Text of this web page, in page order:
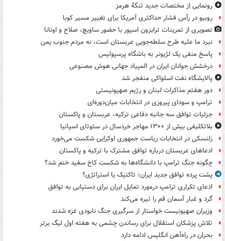
رونمایی از مختصات جدید تنگۀ هرمز
روبیو در رأس فشار حداکثری آمریکا برای تغییر مسیر کوبا
تصویری از تمرینات ترابزون اسپور با حضور ساویچ، صلاح و اونانا
نبرد ما علیه طرح سلطه‌جویی عربستان است، نه مردم جنوب یمن
پاسخ منفی یک لژیونر به باشگاه پرسپولیس
درخشش جوانان ایران در المپیاد جهانی هوش مصنوعی
پالایشگاه نفت اسلواکی منفجر شد
دور هفتم مذاکرات لبنان و رژیم صهیونیستی
ترامپ و سودای پیروزی در انتخابات میان‌دوره‌ای
جزئیات توافق سه جانبه دفاعی ترکیه، عربستان و پاکستان
بلاتکلیفی بیش از ۱۳۰۰ مهاجر خردسال در سئوتای اسپانیا
زلنسکی در انتخابات ریاست جمهوری اوکراین شکست می‌خورد
ادعاهای عربستان درباره توافق مشترک با ترکیه و پاکستان
چگونه جنگ ترامپ با دانشگاه‌ها به شکست کاخ سفید ختم شد؟
پشت پرده توافق جدید ایران؛ تاکتیک یا استراتژی؟
ادعای تکراری ترامپ درمورد تمایل ایران برای دستیابی به توافق
گرد و غبار آسمان قم را تیره می‌کند
وزیران صهیونیست خواستار از سرگیری جنگ نابودی غزه شدند
تلاش پزشکان استقلال برای رساندن چشمی به هفته اول لیگ برتر
بحران در راه‌آهن انگلیس ادامه دارد